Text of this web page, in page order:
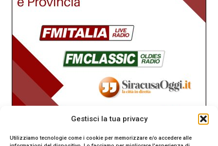
Gestisci la tua privacy
Utilizziamo tecnologie come i cookie per memorizzare e/o accedere alle